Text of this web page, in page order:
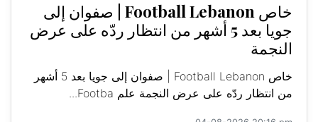
خاص Football Lebanon | صفوان إلى
جويا بعد 5 أشهر من انتظار ردّه على عرض
النجمة
خاص Football Lebanon | صفوان إلى جويا بعد 5 أشهر
من انتظار ردّه على عرض النجمة علم Footba...